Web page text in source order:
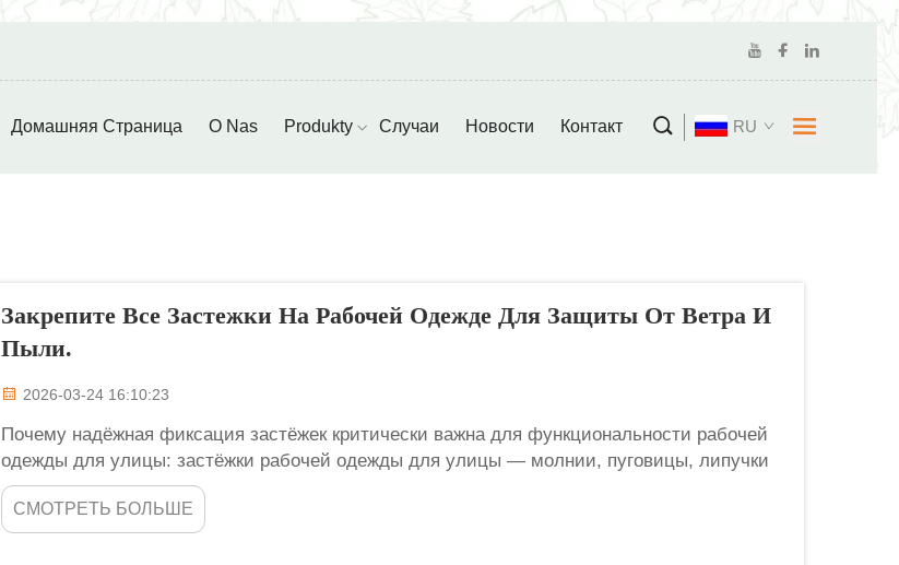
Домашняя Страница O Nas Produkty Случаи Новости Контакт RU
Закрепите Все Застежки На Рабочей Одежде Для Защиты От Ветра И
Пыли.
2026-03-24 16:10:23
Почему надёжная фиксация застёжек критически важна для функциональности рабочей
одежды для улицы: застёжки рабочей одежды для улицы — молнии, пуговицы, липучки
Velcro и кнопки — это не просто элементы крепления; они являются первой линией
защиты от ветра, пыли и...
СМОТРЕТЬ БОЛЬШЕ